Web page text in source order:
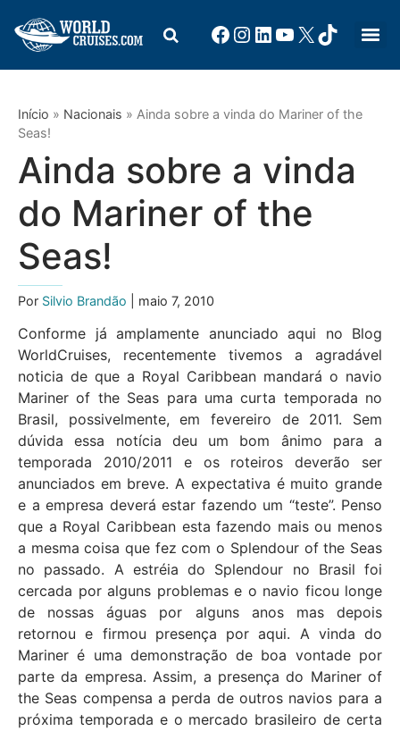
Início » Nacionais » Ainda sobre a vinda do Mariner of the
Seas!
Ainda sobre a vinda
do Mariner of the
Seas!
Por Silvio Brandão | maio 7, 2010
Conforme já amplamente anunciado aqui no Blog
WorldCruises, recentemente tivemos a agradável
noticia de que a Royal Caribbean mandará o navio
Mariner of the Seas para uma curta temporada no
Brasil, possivelmente, em fevereiro de 2011. Sem
dúvida essa notícia deu um bom ânimo para a
temporada 2010/2011 e os roteiros deverão ser
anunciados em breve. A expectativa é muito grande
e a empresa deverá estar fazendo um “teste”. Penso
que a Royal Caribbean esta fazendo mais ou menos
a mesma coisa que fez com o Splendour of the Seas
no passado. A estréia do Splendour no Brasil foi
cercada por alguns problemas e o navio ficou longe
de nossas águas por alguns anos mas depois
retornou e firmou presença por aqui. A vinda do
Mariner é uma demonstração de boa vontade por
parte da empresa. Assim, a presença do Mariner of
the Seas compensa a perda de outros navios para a
próxima temporada e o mercado brasileiro de certa